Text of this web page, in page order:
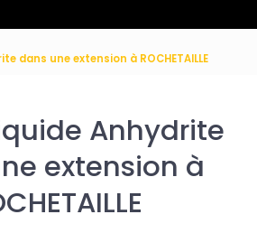
dans une extension à ROCHETAILLE
Anhydrite
extension à